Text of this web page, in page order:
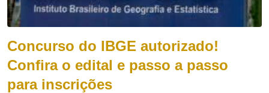
Concurso do IBGE autorizado!
Confira o edital e passo a passo
para inscrições